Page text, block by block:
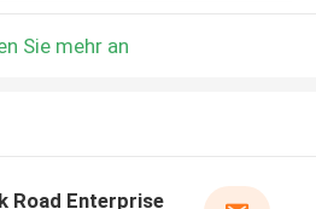
Sie mehr an
Road Enterprise